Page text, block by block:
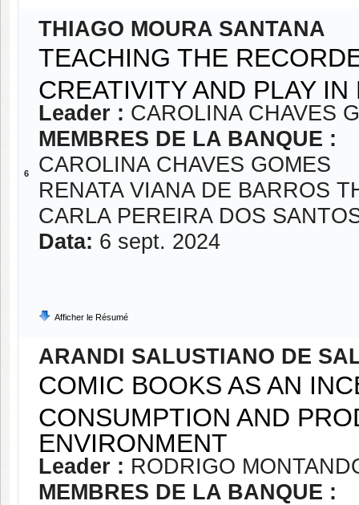
6
THIAGO MOURA SANTANA
TEACHING THE
CREATIVITY AND PLAY
Leader : CAROLINA CHAVES
MEMBRES DE LA BANQUE :
CAROLINA CHAVES GOMES
RENATA VIANA DE BARROS
CARLA PEREIRA DOS
Data: 6 sept. 2024
Afficher le Résumé
ARANDI SALUSTIANO DE
COMIC BOOKS AS AN
CONSUMPTION AND
ENVIRONMENT
Leader : RODRIGO
MEMBRES DE LA BANQUE :